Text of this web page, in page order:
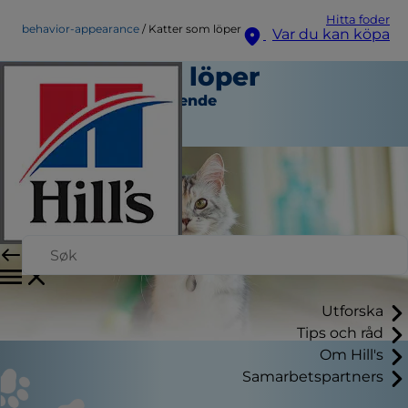
Hitta foder
Var du kan köpa
Utforska
Tips och råd
Om Hill's
Samarbetspartners
behavior-appearance Katter som löper
Katter som löper
Beteende och Utseende
Skribent